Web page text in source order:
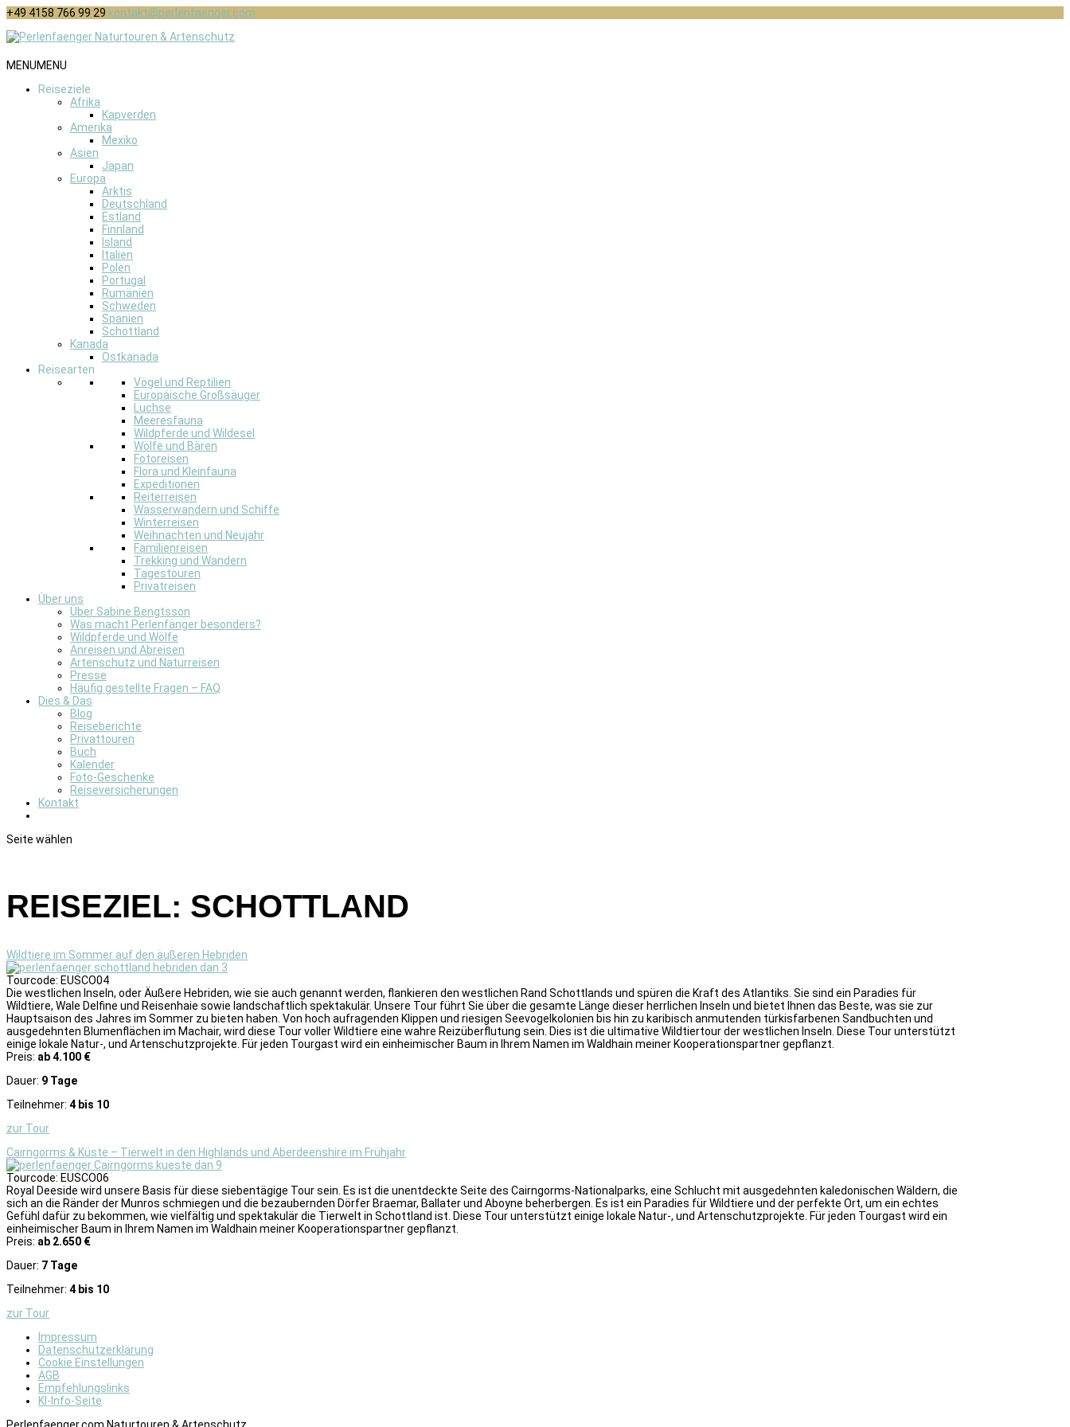
+49 4158 766 99 29 kontakt@perlenfaenger.com
MENUMENU
Reiseziele
Afrika
Kapverden
Amerika
Mexiko
Asien
Japan
Europa
Arktis
Deutschland
Estland
Finnland
Island
Italien
Polen
Portugal
Rumänien
Schweden
Spanien
Schottland
Kanada
Ostkanada
Reisearten
Vögel und Reptilien
Europäische Großsäuger
Luchse
Meeresfauna
Wildpferde und Wildesel
Wölfe und Bären
Fotoreisen
Flora und Kleinfauna
Expeditionen
Reiterreisen
Wasserwandern und Schiffe
Winterreisen
Weihnachten und Neujahr
Familienreisen
Trekking und Wandern
Tagestouren
Privatreisen
Über uns
Über Sabine Bengtsson
Was macht Perlenfänger besonders?
Wildpferde und Wölfe
Anreisen und Abreisen
Artenschutz und Naturreisen
Presse
Häufig gestellte Fragen – FAQ
Dies & Das
Blog
Reiseberichte
Privattouren
Buch
Kalender
Foto-Geschenke
Reiseversicherungen
Kontakt
Seite wählen
REISEZIEL: SCHOTTLAND
Wildtiere im Sommer auf den äußeren Hebriden
Tourcode: EUSCO04
Die westlichen Inseln, oder Äußere Hebriden, wie sie auch genannt werden, flankieren den westlichen Rand Schottlands und spüren die Kraft des Atlantiks. Sie sind ein Paradies für
Wildtiere, Wale Delfine und Reisenhaie sowie landschaftlich spektakulär. Unsere Tour führt Sie über die gesamte Länge dieser herrlichen Inseln und bietet Ihnen das Beste, was sie zur
Hauptsaison des Jahres im Sommer zu bieten haben. Von hoch aufragenden Klippen und riesigen Seevogelkolonien bis hin zu karibisch anmutenden türkisfarbenen Sandbuchten und
ausgedehnten Blumenflächen im Machair, wird diese Tour voller Wildtiere eine wahre Reizüberflutung sein. Dies ist die ultimative Wildtiertour der westlichen Inseln. Diese Tour unterstützt
einige lokale Natur-, und Artenschutzprojekte. Für jeden Tourgast wird ein einheimischer Baum in Ihrem Namen im Waldhain meiner Kooperationspartner gepflanzt.
Preis: ab 4.100 €
Dauer: 9 Tage
Teilnehmer: 4 bis 10
zur Tour
Cairngorms & Küste – Tierwelt in den Highlands und Aberdeenshire im Frühjahr
Tourcode: EUSCO06
Royal Deeside wird unsere Basis für diese siebentägige Tour sein. Es ist die unentdeckte Seite des Cairngorms-Nationalparks, eine Schlucht mit ausgedehnten kaledonischen Wäldern, die
sich an die Ränder der Munros schmiegen und die bezaubernden Dörfer Braemar, Ballater und Aboyne beherbergen. Es ist ein Paradies für Wildtiere und der perfekte Ort, um ein echtes
Gefühl dafür zu bekommen, wie vielfältig und spektakulär die Tierwelt in Schottland ist. Diese Tour unterstützt einige lokale Natur-, und Artenschutzprojekte. Für jeden Tourgast wird ein
einheimischer Baum in Ihrem Namen im Waldhain meiner Kooperationspartner gepflanzt.
Preis: ab 2.650 €
Dauer: 7 Tage
Teilnehmer: 4 bis 10
zur Tour
Impressum
Datenschutzerklärung
Cookie Einstellungen
AGB
Empfehlungslinks
KI-Info-Seite
Perlenfaenger.com Naturtouren & Artenschutz